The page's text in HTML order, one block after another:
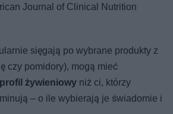
Journal of Clinical Nutrition
sięgają po wybrane produkty z
czy pomidory), mogą mieć
żywieniowy niż ci, którzy
– o ile wybierają je świadomie i